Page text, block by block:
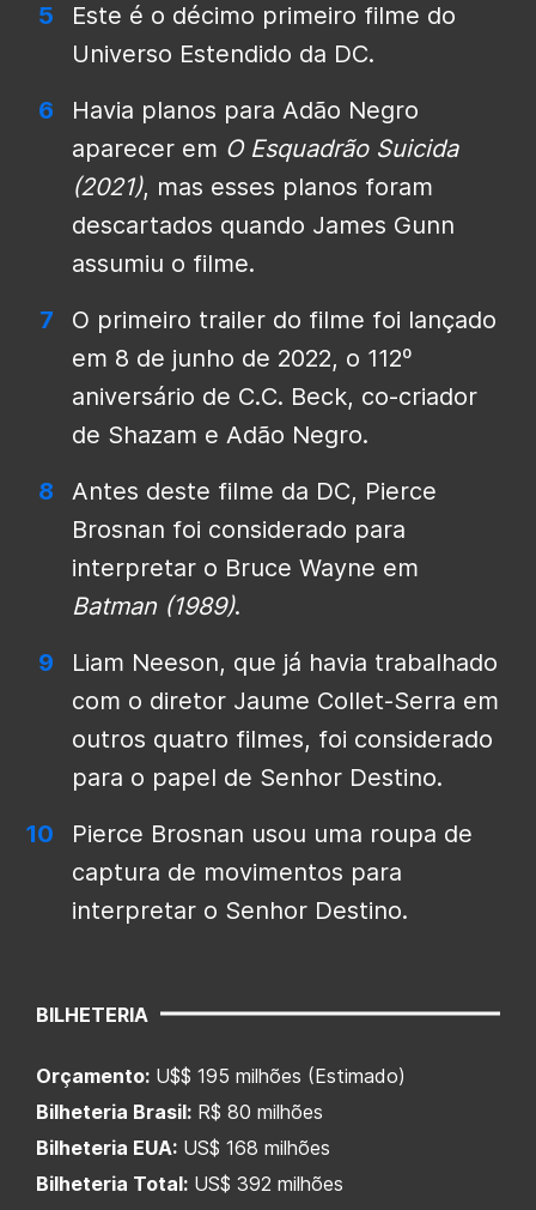
Este é o décimo primeiro filme do
Universo Estendido da DC.
Havia planos para Adão Negro
aparecer em O Esquadrão Suicida
(2021), mas esses planos foram
descartados quando James Gunn
assumiu o filme.
O primeiro trailer do filme foi lançado
em 8 de junho de 2022, o 112º
aniversário de C.C. Beck, co-criador
de Shazam e Adão Negro.
Antes deste filme da DC, Pierce
Brosnan foi considerado para
interpretar o Bruce Wayne em
Batman (1989).
Liam Neeson, que já havia trabalhado
com o diretor Jaume Collet-Serra em
outros quatro filmes, foi considerado
para o papel de Senhor Destino.
Pierce Brosnan usou uma roupa de
captura de movimentos para
interpretar o Senhor Destino.
BILHETERIA
Orçamento: U$$ 195 milhões (Estimado)
Bilheteria Brasil: R$ 80 milhões
Bilheteria EUA: US$ 168 milhões
Bilheteria Total: US$ 392 milhões